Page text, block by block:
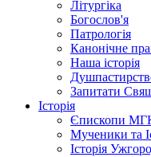
Літургіка
Богослов'я
Патрологія
Канонічне
Наша історія
Запитати
Історія
Єпископи
Мученики та
Історія